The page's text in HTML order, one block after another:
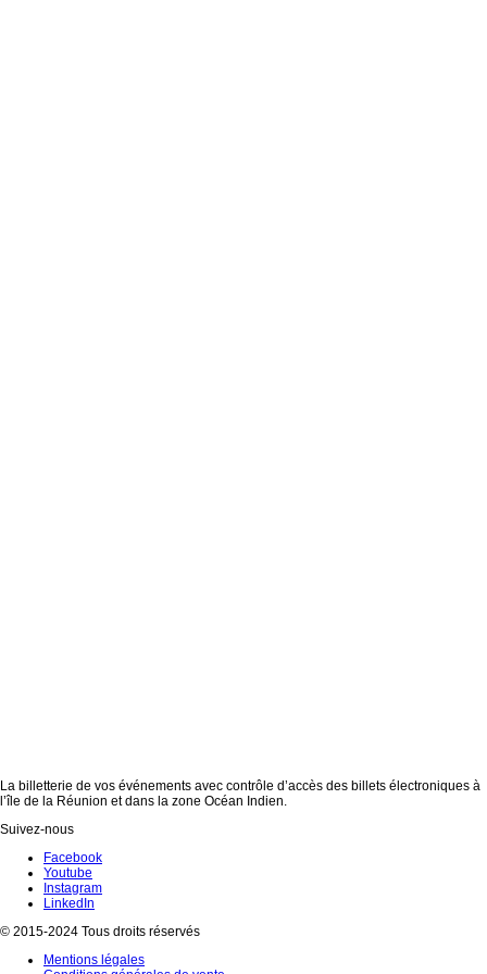
La billetterie de vos événements avec contrôle d’accès des billets électroniques à
l’île de la Réunion et dans la zone Océan Indien.
Suivez-nous
Facebook
Youtube
Instagram
LinkedIn
© 2015-2024 Tous droits réservés
Mentions légales